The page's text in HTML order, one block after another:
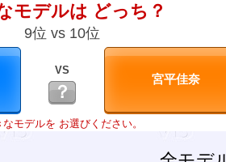
モデルは どっち？
9位 vs 10位
VS
？
なモデルを お選びください。